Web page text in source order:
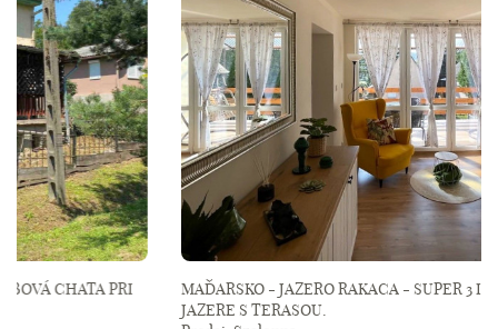
MAĎARSKO - JAZERO RAKACA - SUPER 3 IZBOVÁ CHATA PRI